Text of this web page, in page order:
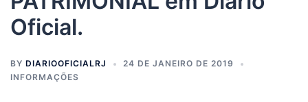
Oficial.
BY DIARIOOFICIALRJ
24 DE JANEIRO DE 2019
INFORMAÇÕES